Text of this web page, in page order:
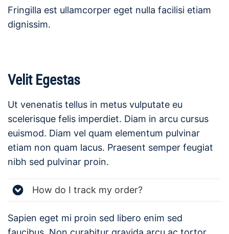
Fringilla est ullamcorper eget nulla facilisi etiam
dignissim.
Velit Egestas
Ut venenatis tellus in metus vulputate eu
scelerisque felis imperdiet. Diam in arcu cursus
euismod. Diam vel quam elementum pulvinar
etiam non quam lacus. Praesent semper feugiat
nibh sed pulvinar proin.
How do I track my order?
Sapien eget mi proin sed libero enim sed